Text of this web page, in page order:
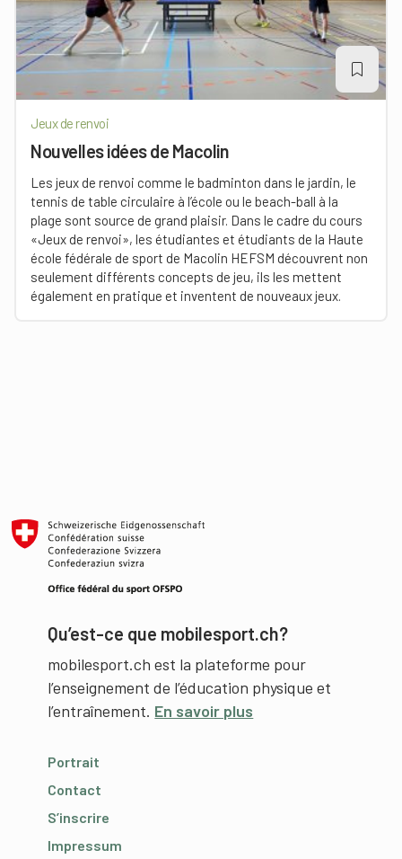
Jeux de renvoi
Nouvelles idées de Macolin
Les jeux de renvoi comme le badminton dans le jardin, le
tennis de table circulaire à l’école ou le beach-ball à la
plage sont source de grand plaisir. Dans le cadre du cours
«Jeux de renvoi», les étudiantes et étudiants de la Haute
école fédérale de sport de Macolin HEFSM découvrent non
seulement différents concepts de jeu, ils les mettent
également en pratique et inventent de nouveaux jeux.
Qu’est-ce que mobilesport.ch?
mobilesport.ch est la plateforme pour
l’enseignement de l’éducation physique et
l’entraînement. En savoir plus
Portrait
Contact
S’inscrire
Impressum